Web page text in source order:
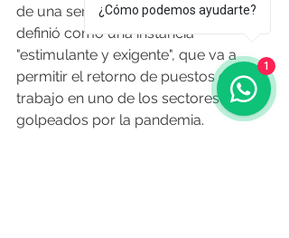
de una semana", lo que  Amado
definió como una instancia
"estimulante y exigente", que va a
permitir el retorno de puestos de
trabajo en uno de los sectores más
golpeados por la pandemia.
¿Cómo podemos ayudarte?
1